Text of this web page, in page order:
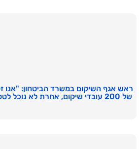
ראש אגף השיקום במשרד הביטחון: "אנו
של 200 עובדי שיקום, אחרת לא נוכל לטפל בכל פצועי המלחמה"